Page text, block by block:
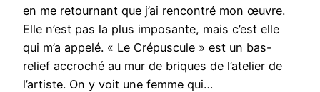
en me retournant que j’ai rencontré mon œuvre.
Elle n’est pas la plus imposante, mais c’est elle
qui m’a appelé. « Le Crépuscule » est un bas-
relief accroché au mur de briques de l’atelier de
l’artiste. On y voit une femme qui…